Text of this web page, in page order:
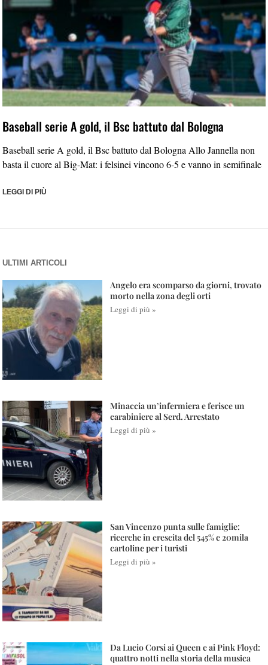
Baseball serie A gold, il Bsc battuto dal Bologna
Baseball serie A gold, il Bsc battuto dal Bologna Allo Jannella non
basta il cuore al Big-Mat: i felsinei vincono 6-5 e vanno in semifinale
LEGGI DI PIÙ
ULTIMI ARTICOLI
Angelo era scomparso da giorni, trovato
morto nella zona degli orti
Leggi di più »
Minaccia un’infermiera e ferisce un
carabiniere al Serd. Arrestato
Leggi di più »
San Vincenzo punta sulle famiglie:
ricerche in crescita del 545% e 20mila
cartoline per i turisti
Leggi di più »
Da Lucio Corsi ai Queen e ai Pink Floyd:
quattro notti nella storia della musica